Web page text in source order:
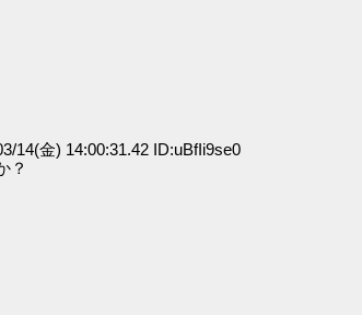
14(金) 14:00:31.42 ID:uBfIi9se0
？